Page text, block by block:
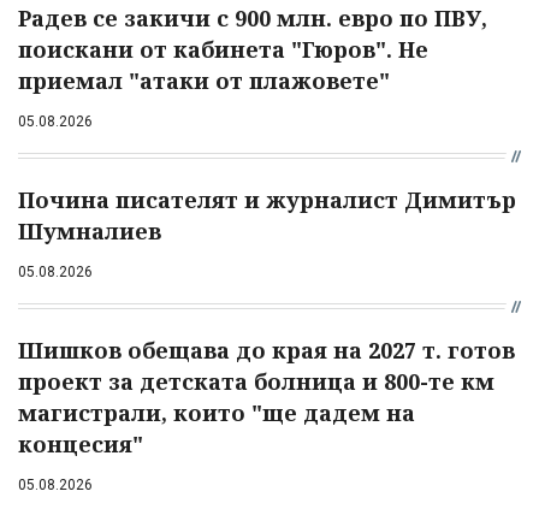
Радев се закичи с 900 млн. евро по ПВУ,
поискани от кабинета "Гюров". Не
приемал "атаки от плажовете"
05.08.2026
Почина писателят и журналист Димитър
Шумналиев
05.08.2026
Шишков обещава до края на 2027 т. готов
проект за детската болница и 800-те км
магистрали, които "ще дадем на
концесия"
05.08.2026